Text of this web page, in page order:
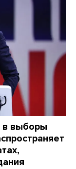
в выборы